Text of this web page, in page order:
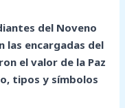
del Noveno
las encargadas del
el valor de la Paz
tipos y símbolos